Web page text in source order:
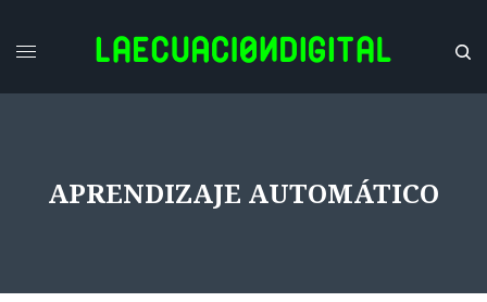
APRENDIZAJE AUTOMÁTICO